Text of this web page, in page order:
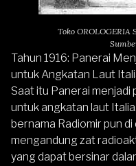
Toko
Tahun 1916: Panerai
untuk Angkatan Laut
Saat itu Panerai
untuk angkatan laut
bernama Radiomir pun
mengandung zat
yang dapat bersinar